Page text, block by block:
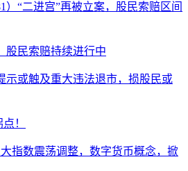
）“二进宫”再被立案，股民索赔区间
股民索赔持续进行中
示或触及重大违法退市，损股民或
！
指数震荡调整，数字货币概念，掀